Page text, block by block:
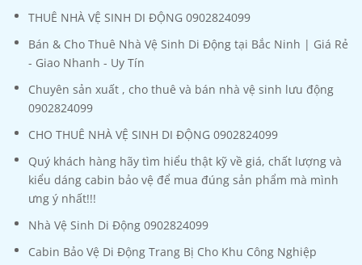
THUÊ NHÀ VỆ SINH DI ĐỘNG 0902824099
Bán & Cho Thuê Nhà Vệ Sinh Di Động tại Bắc Ninh | Giá Rẻ
- Giao Nhanh - Uy Tín
Chuyên sản xuất , cho thuê và bán nhà vệ sinh lưu động
0902824099
CHO THUÊ NHÀ VỆ SINH DI ĐỘNG 0902824099
Quý khách hàng hãy tìm hiểu thật kỹ về giá, chất lượng và
kiểu dáng cabin bảo vệ để mua đúng sản phẩm mà mình
ưng ý nhất!!!
Nhà Vệ Sinh Di Động 0902824099
Cabin Bảo Vệ Di Động Trang Bị Cho Khu Công Nghiệp